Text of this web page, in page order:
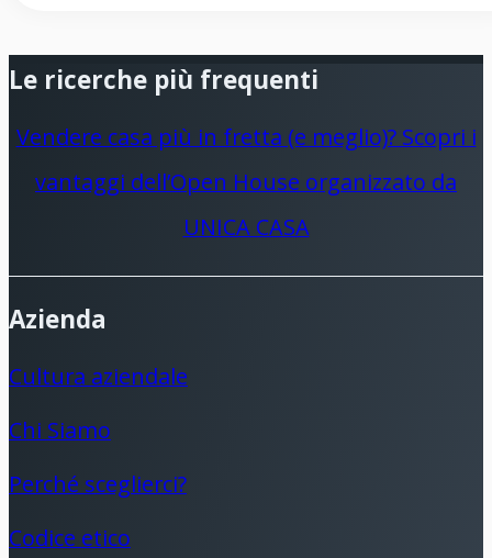
disponibilità ! Raccomandiamo
vivamente Unicacasa !!
Le ricerche più frequenti
Vendere casa più in fretta (e meglio)? Scopri i
vantaggi dell’Open House organizzato da
UNICA CASA
Azienda
Cultura aziendale
Chi Siamo
Perché sceglierci?
Codice etico